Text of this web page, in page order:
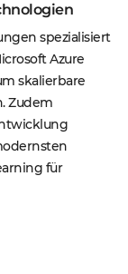
spezialisiert
Azure
skalierbare
Zudem
für